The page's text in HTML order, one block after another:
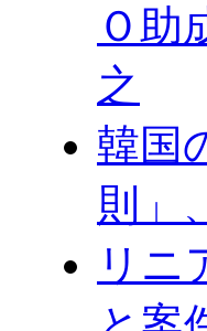
Ｏ
之
韓国
則」
リニ